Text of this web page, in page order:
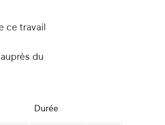
ce travail
du
Durée